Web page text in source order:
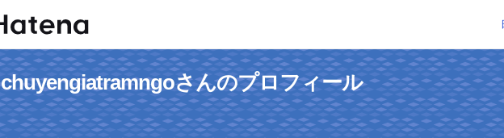
chuyengiatramngoさんのプロフィール